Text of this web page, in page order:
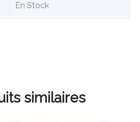
En Stock
similaires